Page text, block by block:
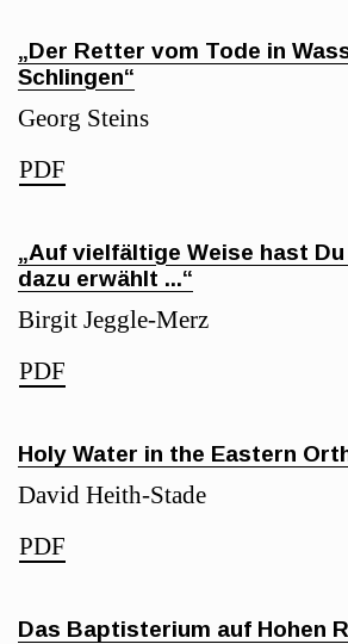
„Der Retter vom Tode in
Schlingen“
Georg Steins
PDF
„Auf vielfältige Weise hast
dazu erwählt ...“
Birgit Jeggle-Merz
PDF
Holy Water in the Eastern
David Heith-Stade
PDF
Das Baptisterium auf Hohen